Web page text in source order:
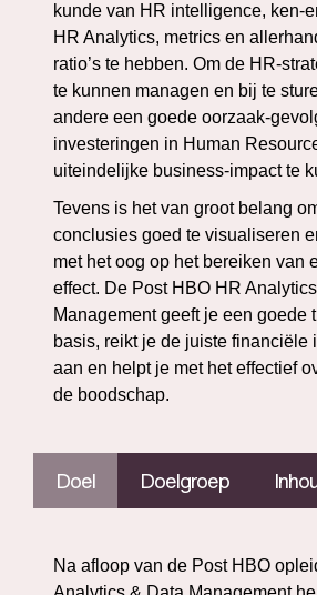
kunde van HR intelligence, ken-
HR Analytics, metrics en
ratio’s te hebben. Om de HR-
te kunnen managen en bij te
andere een goede oorzaak-
investeringen in Human
uiteindelijke business-impact te
Tevens is het van groot belang
conclusies goed te visualiseren
met het oog op het bereiken van
effect. De Post HBO HR
Management geeft je een goede
basis, reikt je de juiste financiële
aan en helpt je met het effectief
de boodschap.
Doel Doelgroep
Na afloop van de Post HBO